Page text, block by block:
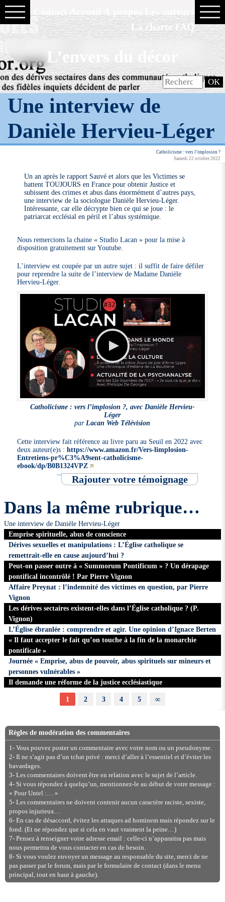
La charte FAQ
L’envers du décor
Une interview de
Danièle Hervieu-Léger
Catholicisme : vers l’implosion ?
Samedi 22 octobre 2022
Un an après le rapport Sauvé et alors que les Victimes se
battent TOUJOURS en France pour obtenir Justice et
subissent des crimes et abus dans énormément d’autres pays,
une interview de la sociologue Danièle Hervieu-Léger.
Intéressante, car elle décrypte bien ce qui se joue : le
patriarcat ecclésial en péril et l’abus systémique.
Nous remercions la chaine « Studio Lacan » pour la mise à
disposition gratuitement sur Youtube.
L’interview est coupée par un autre sujet : il suffit de faire défiler
pour reprendre la suite de l’interview de Madame Danièle
Hervieu-Léger.
Catholicisme : vers l’implosion ?, avec Danièle Hervieu-
Léger
parLacan Web Télévision
Cette interview fait référence au livre paru au Seuil en 2022 avec
deux auteur(e)s :https://www.amazon.fr/Vers-limplosion-
Entretiens-pr%C3%A9sent-catholicisme-
ebook/dp/B0B1324VPZ
Rajouter votre témoignage
Dans la même rubrique…
Une interview de Danièle Hervieu-Léger
Emprise spirituelle, abus de conscience
Dérives sexuelles et manipulations : L’Église catholique se
remettrait-elle en cause aujourd’hui ?
Peut-on passer outre à « Summorum Pontificum » ? Un dérapage
pontifical incontrôlé ! Par Pierre Vignon
Affaire Preynat : l’indemnité des victimes en question, par Pierre
Vignon
Les dérives sectaires existent-elles dans l’Église catholique ? (P.
Vignon)
L’Église ébranlée : comprendre et agir. Une opinion d’Ignace Berten
« Il faut accepter le fait qu’on touche à la fin de la monarchie
pontificale »
Journée « Emprise, abus de pouvoir, abus spirituels sur mineurs et
personnes vulnérables »
Il demande une réforme de la justice ecclésiastique
1 2 3 4 5 ∞
Règles de modération des commentaires
1- Vous pouvez poster un commentaire avec votre nom ou un pseudonyme.
2- Il ne s’agit pas d’un tchat privé : merci d’aller à l’essentiel et d’éviter les
bavardages.
3- Les commentaires doivent être en relation avec le sujet de l’article.
4- Si vous répondez à quelqu’un, mentionnez-le au début de votre message :
« Pour Untel :… »
5- Les commentaires ne doivent contenir aucun caractère raciste, sexiste,
propos injurieux…
6- En cas de désaccord, évitez les attaques ad hominem mais répondez sur le
fond. (Et ne répondez que si cela en vaut vraiment la peine…)
7- Pensez à renseigner votre adresse email : celle-ci n’apparaitra pas mais
nous permettra de vous contacter en cas de besoin.
8- Si vous voulez envoyer un message au responsable du site, merci de ne
pas passer par le forum, mais par le formulaire de contact (dans le menu
principal, tout en haut à gauche).